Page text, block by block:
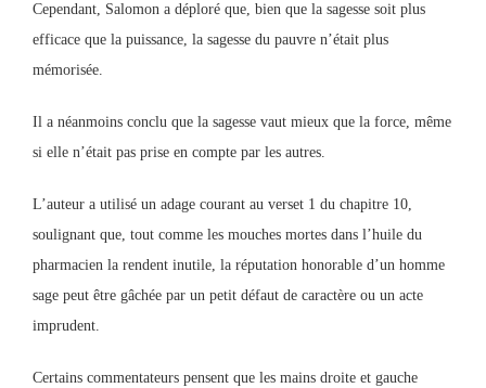
Cependant, Salomon a déploré que, bien que la sagesse soit plus
efficace que la puissance, la sagesse du pauvre n’était plus
mémorisée.
Il a néanmoins conclu que la sagesse vaut mieux que la force, même
si elle n’était pas prise en compte par les autres.
L’auteur a utilisé un adage courant au verset 1 du chapitre 10,
soulignant que, tout comme les mouches mortes dans l’huile du
pharmacien la rendent inutile, la réputation honorable d’un homme
sage peut être gâchée par un petit défaut de caractère ou un acte
imprudent.
Certains commentateurs pensent que les mains droite et gauche